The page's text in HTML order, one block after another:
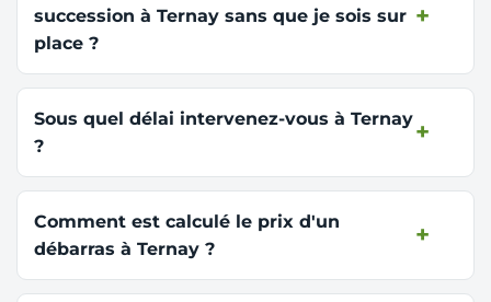
succession à Ternay sans que je sois sur
place ?
Sous quel délai intervenez-vous à Ternay
?
Comment est calculé le prix d'un
débarras à Ternay ?